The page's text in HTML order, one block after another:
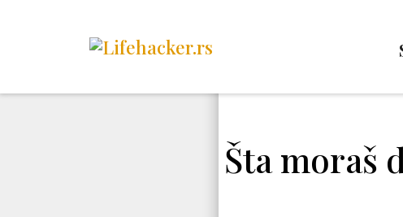
Šta moraš